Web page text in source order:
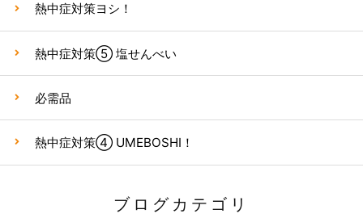
熱中症対策ヨシ！
熱中症対策⑤ 塩せんべい
必需品
熱中症対策④ UMEBOSHI！
ブログカテゴリ